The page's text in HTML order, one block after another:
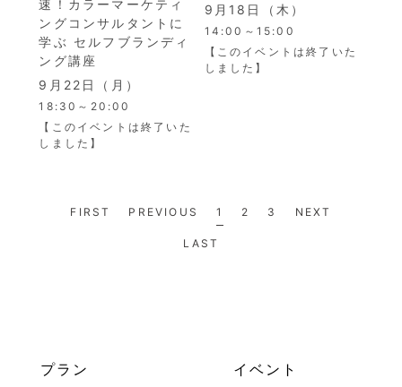
速！カラーマーケティ
ングコンサルタントに
学ぶ セルフブランディ
ング講座
9月22日（月）
18:30～20:00
【このイベントは終了いた
しました】
9月18日（木）
14:00～15:00
【このイベントは終了いた
しました】
FIRST PREVIOUS 1 2 3 NEXT
LAST
プラン イベント